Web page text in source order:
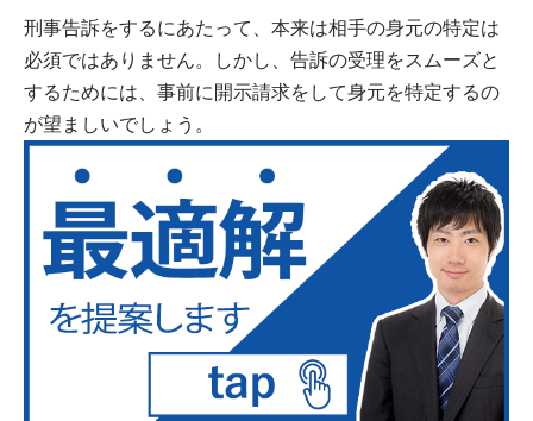
刑事告訴をするにあたって、本来は相手の身元の特定は
必須ではありません。しかし、告訴の受理をスムーズと
するためには、事前に開示請求をして身元を特定するの
が望ましいでしょう。